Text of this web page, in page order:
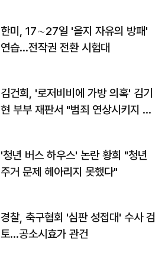
한미, 17∼27일 '을지 자유의 방패'
연습…전작권 전환 시험대
김건희, '로저비비에 가방 의혹' 김기
현 부부 재판서 "범죄 연상시키지 말
'청년 버스 하우스' 논란 황희 "청년
주거 문제 헤아리지 못했다"
경찰, 축구협회 '심판 성접대' 수사 검
토…공소시효가 관건